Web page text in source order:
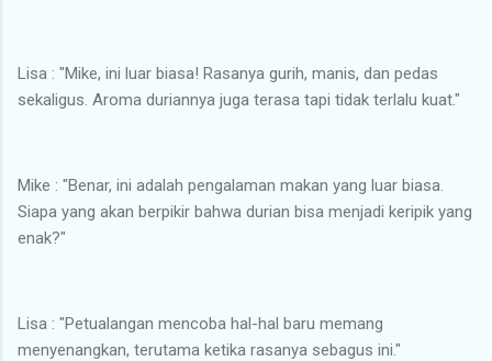
Lisa : "Mike, ini luar biasa! Rasanya gurih, manis, dan pedas
sekaligus. Aroma duriannya juga terasa tapi tidak terlalu kuat."
Mike : "Benar, ini adalah pengalaman makan yang luar biasa.
Siapa yang akan berpikir bahwa durian bisa menjadi keripik yang
enak?"
Lisa : "Petualangan mencoba hal-hal baru memang
menyenangkan, terutama ketika rasanya sebagus ini."